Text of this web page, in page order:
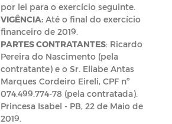
por lei para o exercício seguinte.
VIGÊNCIA:Até o final do exercício
financeiro de 2019.
PARTES CONTRATANTES: Ricardo
Pereira do Nascimento (pela
contratante) e o Sr. Eliabe Antas
Marques Cordeiro Eireli, CPF nº
074.499.774-78 (pela contratada).
Princesa Isabel - PB, 22 de Maio de
2019.